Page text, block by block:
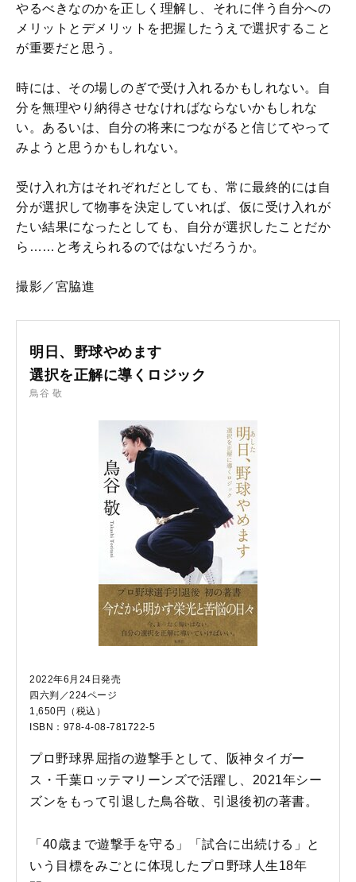
やるべきなのかを正しく理解し、それに伴う自分への
メリットとデメリットを把握したうえで選択すること
が重要だと思う。
時には、その場しのぎで受け入れるかもしれない。自
分を無理やり納得させなければならないかもしれな
い。あるいは、自分の将来につながると信じてやって
みようと思うかもしれない。
受け入れ方はそれぞれだとしても、常に最終的には自
分が選択して物事を決定していれば、仮に受け入れが
たい結果になったとしても、自分が選択したことだか
ら……と考えられるのではないだろうか。
撮影／宮脇進
明日、野球やめます
選択を正解に導くロジック
鳥谷 敬
2022年6月24日発売
四六判／224ページ
1,650円（税込）
ISBN：978-4-08-781722-5
プロ野球界屈指の遊撃手として、阪神タイガー
ス・千葉ロッテマリーンズで活躍し、2021年シー
ズンをもって引退した鳥谷敬、引退後初の著書。
「40歳まで遊撃手を守る」「試合に出続ける」と
いう目標をみごとに体現したプロ野球人生18年